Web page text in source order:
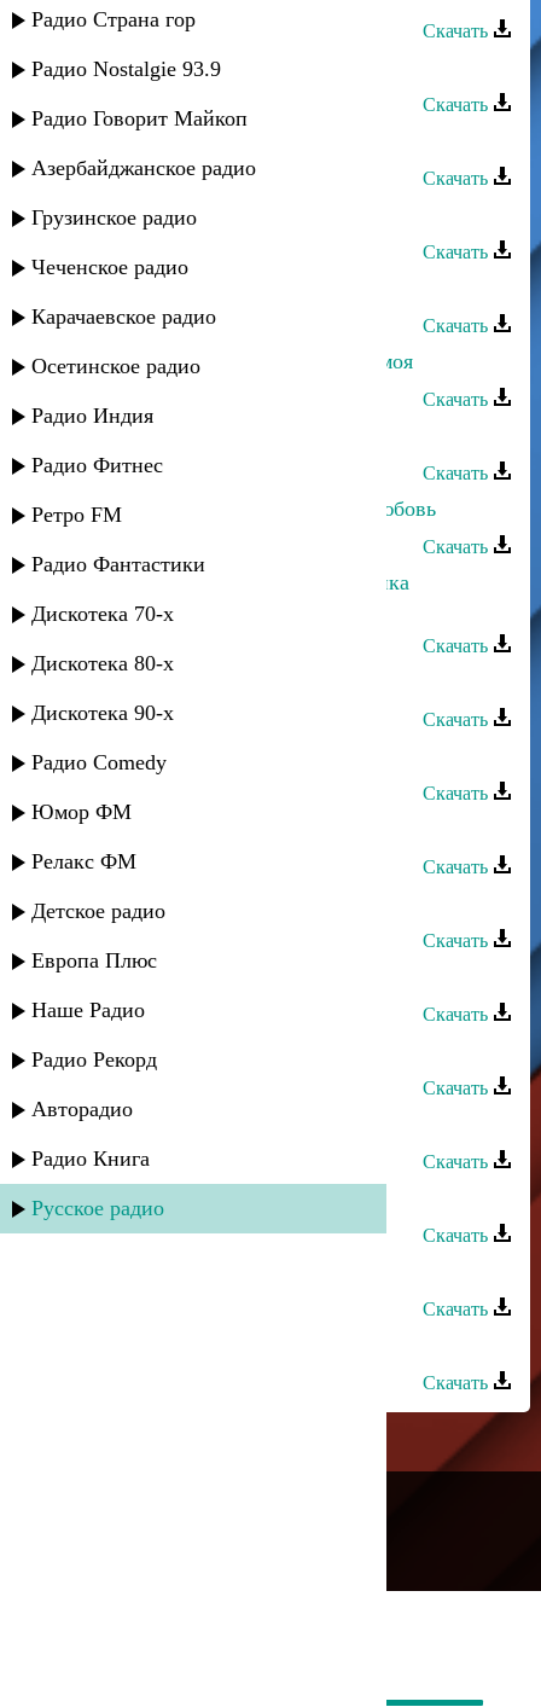
Радио Страна гор
Радио Nostalgie 93.9
Радио Говорит Майкоп
Азербайджанское радио
Грузинское радио
Чеченское радио
Карачаевское радио
Осетинское радио
Радио Индия
Радио Фитнес
Ретро FM
Радио Фантастики
Дискотека 70-х
Дискотека 80-х
Дискотека 90-х
Радио Comedy
Юмор ФМ
Релакс ФМ
Детское радио
Европа Плюс
Наше Радио
Радио Рекорд
Авторадио
Радио Книга
Русское радио
Скачать
Марат - Чудо
Скачать
Скачать
Марат - В Агул (Шав агъулди)
Скачать
Скачать
Марат Гаджигишиев - Красавица моя
Скачать
Скачать
Марат Гаджигишиев - Ушедшая любовь
Скачать
Марат Гаджигишиев - Памяти Алика
Алхаматова
Скачать
Скачать
Марат Гаджигишиев - Гъай
Скачать
Марат Гаджигишиев - Мыйыкъ
Скачать
Марат Гасанов - Цветок души
Скачать
Марат Гасанов - Глаза
Скачать
Марат Гасанов - Ты моя
Скачать
Марат Джакавов - Малыш
Скачать
Скачать
Скачать
Скачать